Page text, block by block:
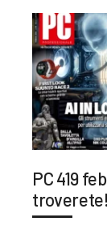
PC 419
troverete!